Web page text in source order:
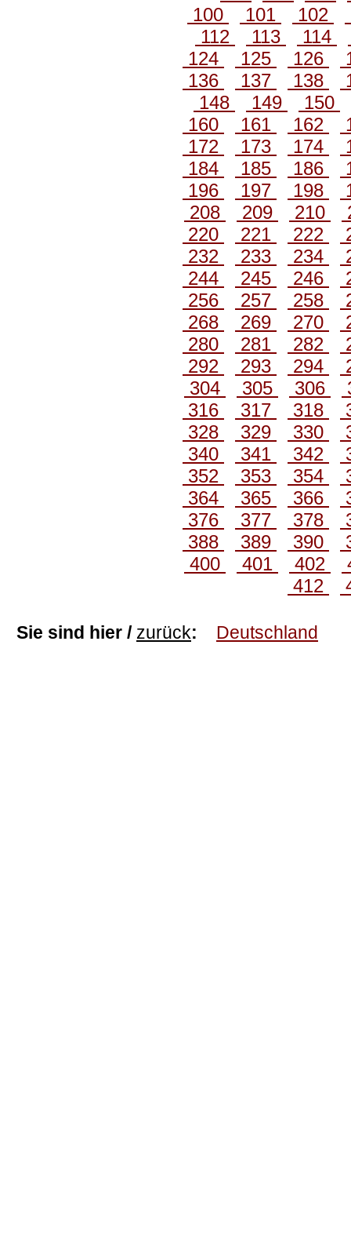
100
101 102
112
113 114
124
125 126
136
137 138
148
149
150
160
161 162
172
173 174
184
185 186
196
197 198
208
209 210
220
221 222
232
233 234
244
245 246
256
257 258
268
269 270
280
281 282
292
293 294
304
305 306
316
317 318
328
329 330
340
341 342
352
353 354
364
365 366
376
377 378
388
389 390
400
401 402
412
Sie sind hier / zurück: Deutschland